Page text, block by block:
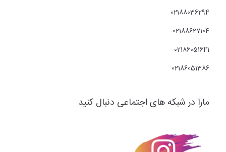
02188036294
02188627104
02186051641
02186051386
مارا در شبکه های اجتماعی دنبال کنید